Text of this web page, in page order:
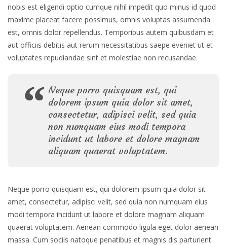
nobis est eligendi optio cumque nihil impedit quo minus id quod
maxime placeat facere possimus, omnis voluptas assumenda
est, omnis dolor repellendus. Temporibus autem quibusdam et
aut officiis debitis aut rerum necessitatibus saepe eveniet ut et
voluptates repudiandae sint et molestiae non recusandae.
Neque porro quisquam est, qui
dolorem ipsum quia dolor sit amet,
consectetur, adipisci velit, sed quia
non numquam eius modi tempora
incidunt ut labore et dolore magnam
aliquam quaerat voluptatem.
Neque porro quisquam est, qui dolorem ipsum quia dolor sit
amet, consectetur, adipisci velit, sed quia non numquam eius
modi tempora incidunt ut labore et dolore magnam aliquam
quaerat voluptatem. Aenean commodo ligula eget dolor aenean
massa. Cum sociis natoque penatibus et magnis dis parturient